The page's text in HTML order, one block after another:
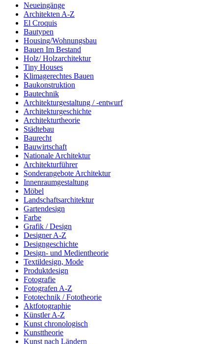
Neueingänge
Architekten A-Z
El Croquis
Bautypen
Housing/Wohnungsbau
Bauen Im Bestand
Holz/ Holzarchitektur
Tiny Houses
Klimagerechtes Bauen
Baukonstruktion
Bautechnik
Architekturgestaltung / -entwurf
Architekturgeschichte
Architekturtheorie
Städtebau
Baurecht
Bauwirtschaft
Nationale Architektur
Architekturführer
Sonderangebote Architektur
Innenraumgestaltung
Möbel
Landschaftsarchitektur
Gartendesign
Farbe
Grafik / Design
Designer A-Z
Designgeschichte
Design- und Medientheorie
Textildesign, Mode
Produktdesign
Fotografie
Fotografen A-Z
Fototechnik / Fototheorie
Aktfotographie
Künstler A-Z
Kunst chronologisch
Kunsttheorie
Kunst nach Ländern